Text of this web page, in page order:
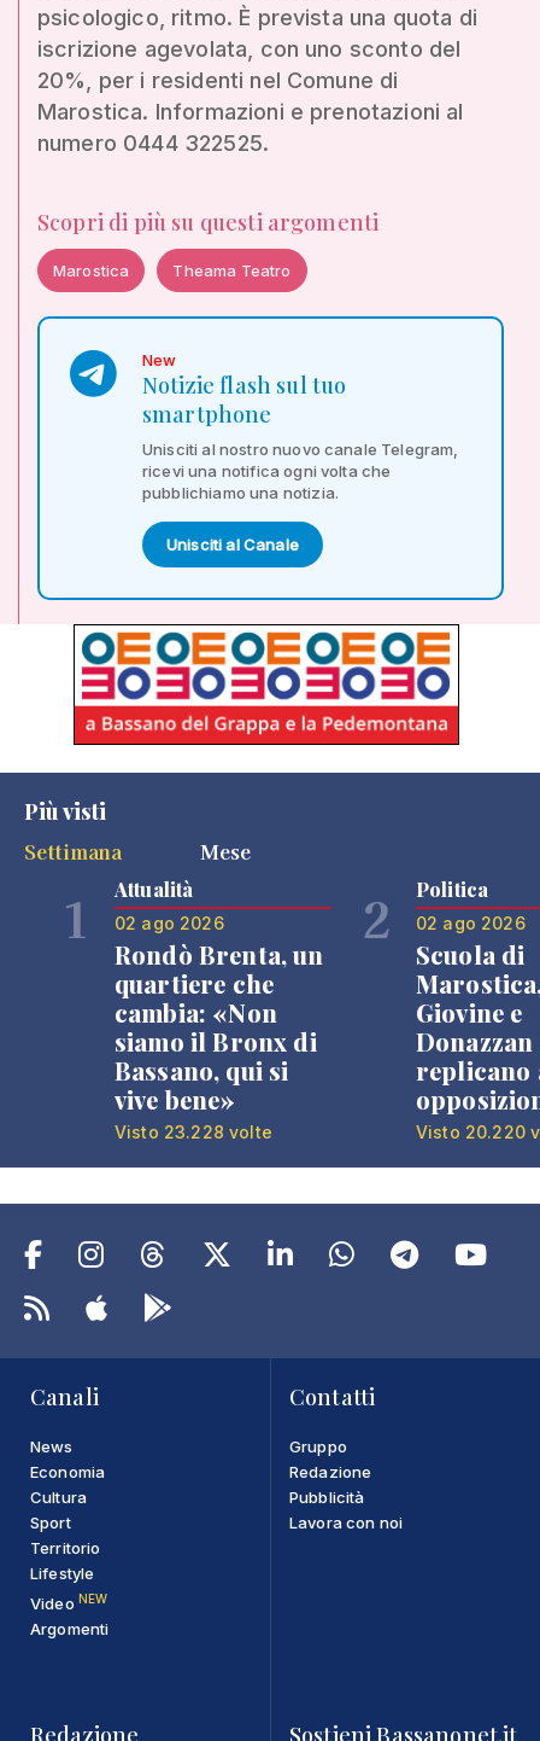
psicologico, ritmo. È prevista una quota di
iscrizione agevolata, con uno sconto del
20%, per i residenti nel Comune di
Marostica. Informazioni e prenotazioni al
numero 0444 322525.
Scopri di più su questi argomenti
Marostica Theama Teatro
New
Notizie flash sul tuo
smartphone
Unisciti al nostro nuovo canale Telegram,
ricevi una notifica ogni volta che
pubblichiamo una notizia.
Unisciti al Canale
Più visti
Settimana
Mese
1 Attualità
02 ago 2026
Rondò Brenta, un
quartiere che
cambia: «Non
siamo il Bronx di
Bassano, qui si
vive bene»
Visto 23.228 volte
2 Politica
02 ago 2026
Scuola di
Giovine e
Donazzan
replicano
Visto 20.220
Canali
News
Economia
Cultura
Sport
Territorio
Lifestyle
Video NEW
Argomenti
Contatti
Gruppo
Redazione
Pubblicità
Lavora con noi
Redazione Sostieni Bassanonet.it